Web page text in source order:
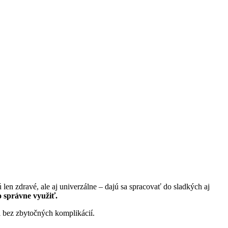
zdravé, ale aj univerzálne – dajú sa spracovať do sladkých aj
správne využiť.
zbytočných komplikácií.